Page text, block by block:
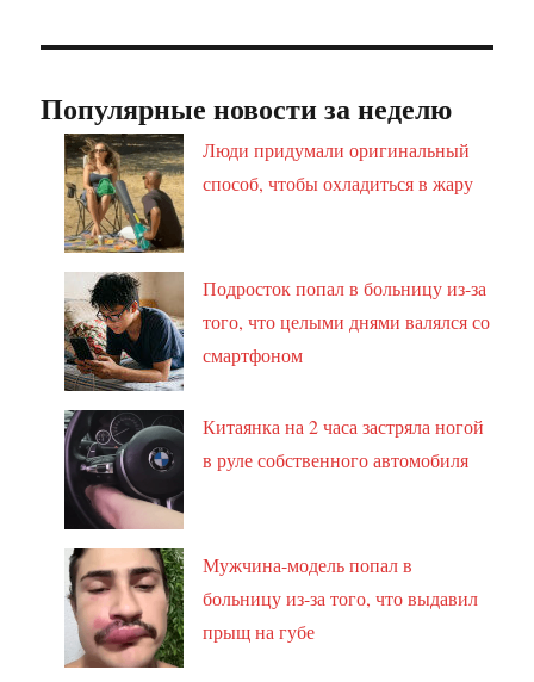
Популярные новости за неделю
Люди придумали оригинальный
способ, чтобы охладиться в жару
Подросток попал в больницу из-за
того, что целыми днями валялся со
смартфоном
Китаянка на 2 часа застряла ногой
в руле собственного автомобиля
Мужчина-модель попал в
больницу из-за того, что выдавил
прыщ на губе